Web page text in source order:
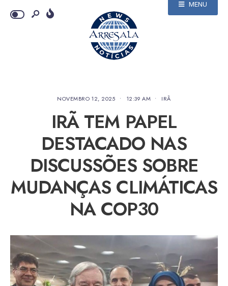
MENU
NOVEMBRO 12, 2025 • 12:39 AM • IRÃ
IRÃ TEM PAPEL
DESTACADO NAS
DISCUSSÕES SOBRE
MUDANÇAS CLIMÁTICAS
NA COP30